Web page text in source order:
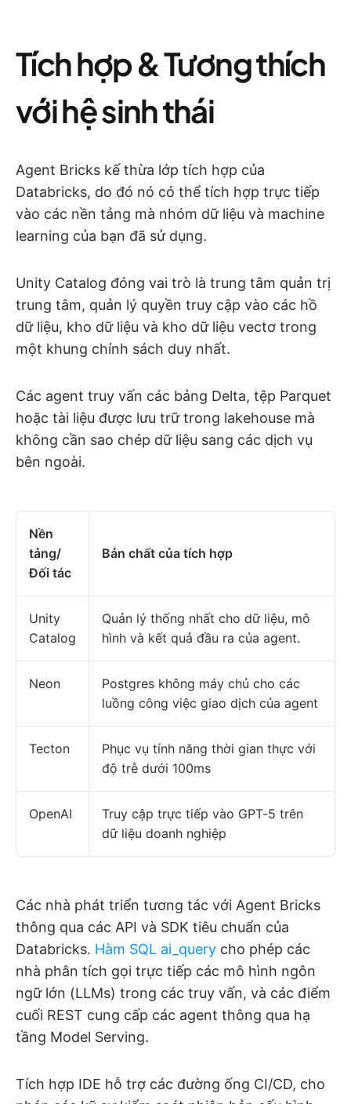
Tích hợp & Tương thích
với hệ sinh thái
Agent Bricks kế thừa lớp tích hợp của
Databricks, do đó nó có thể tích hợp trực tiếp
vào các nền tảng mà nhóm dữ liệu và machine
learning của bạn đã sử dụng.
Unity Catalog đóng vai trò là trung tâm quản trị
trung tâm, quản lý quyền truy cập vào các hồ
dữ liệu, kho dữ liệu và kho dữ liệu vectơ trong
một khung chính sách duy nhất.
Các agent truy vấn các bảng Delta, tệp Parquet
hoặc tài liệu được lưu trữ trong lakehouse mà
không cần sao chép dữ liệu sang các dịch vụ
bên ngoài.
Nền
tảng/
Đối tác
Bản chất của tích hợp
Unity
Catalog
Quản lý thống nhất cho dữ liệu, mô
hình và kết quả đầu ra của agent.
Neon
Postgres không máy chủ cho các
luồng công việc giao dịch của agent
Tecton
Phục vụ tính năng thời gian thực với
độ trễ dưới 100ms
OpenAI
Truy cập trực tiếp vào GPT-5 trên
dữ liệu doanh nghiệp
Các nhà phát triển tương tác với Agent Bricks
thông qua các API và SDK tiêu chuẩn của
Databricks. Hàm SQL ai_query cho phép các
nhà phân tích gọi trực tiếp các mô hình ngôn
ngữ lớn (LLMs) trong các truy vấn, và các điểm
cuối REST cung cấp các agent thông qua hạ
tầng Model Serving.
Tích hợp IDE hỗ trợ các đường ống CI/CD, cho